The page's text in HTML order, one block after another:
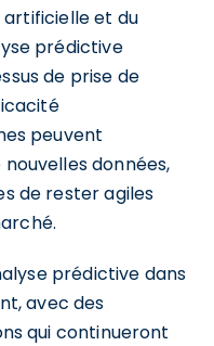
et du
prédictive
de prise de
peuvent
données,
de rester agiles
prédictive dans
avec des
qui continueront